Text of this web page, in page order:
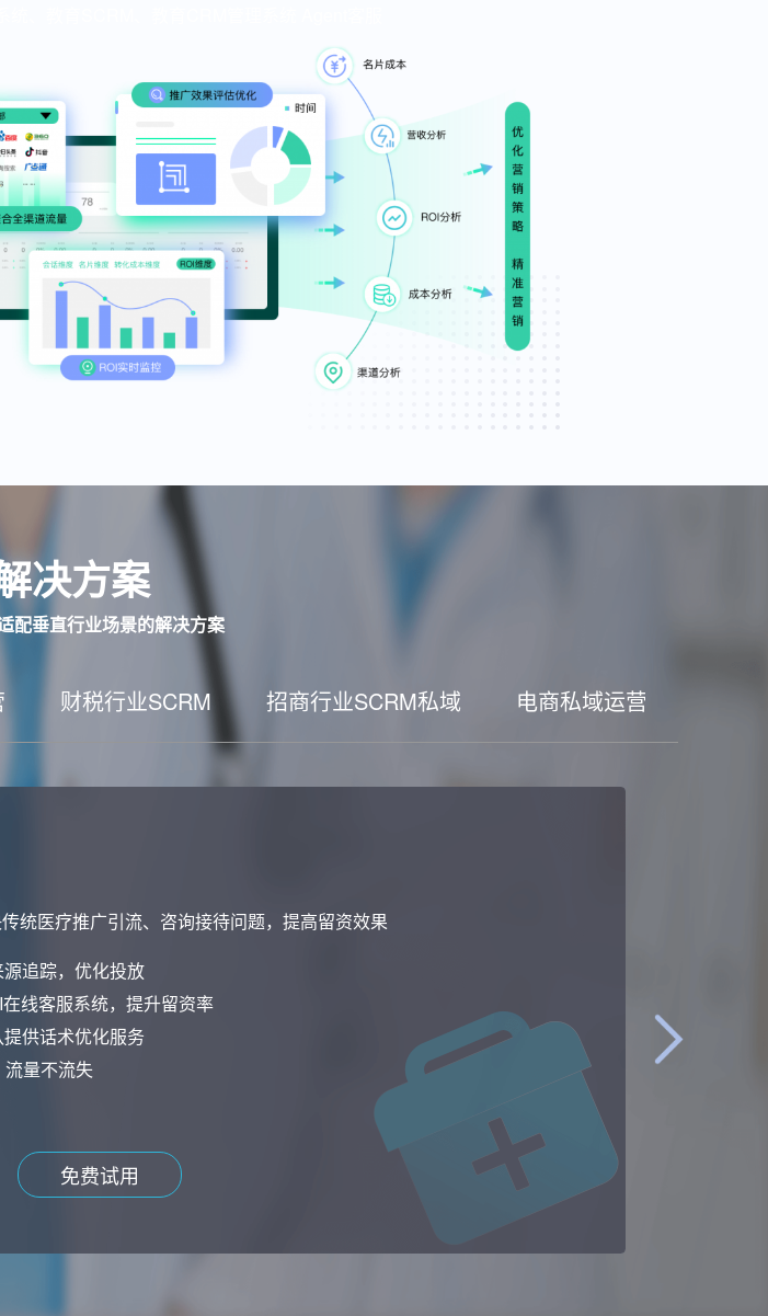
决方案
配垂直行业场景的解决方案
财税行业SCRM 招商行业SCRM私域 电商私域运营工具
像分析，洞察潜客痛点高效邀约转化，业绩增长
，让线索更精准
域，电销跟进邀约
活转化，催化复购
分析
免费试用